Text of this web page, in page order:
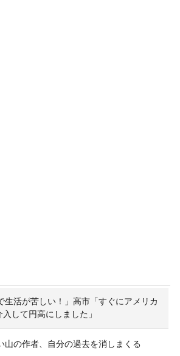
生活が苦しい！」高市「すぐにアメリカ
して円高にしました」
山の作者、自分の過去を消しまくる